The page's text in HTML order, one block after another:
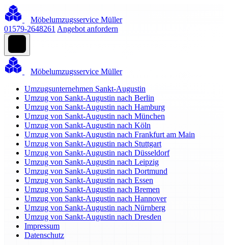
Möbelumzugsservice Müller
01579-2648261 Angebot anfordern
Möbelumzugsservice Müller
Umzugsunternehmen Sankt-Augustin
Umzug von Sankt-Augustin nach Berlin
Umzug von Sankt-Augustin nach Hamburg
Umzug von Sankt-Augustin nach München
Umzug von Sankt-Augustin nach Köln
Umzug von Sankt-Augustin nach Frankfurt am Main
Umzug von Sankt-Augustin nach Stuttgart
Umzug von Sankt-Augustin nach Düsseldorf
Umzug von Sankt-Augustin nach Leipzig
Umzug von Sankt-Augustin nach Dortmund
Umzug von Sankt-Augustin nach Essen
Umzug von Sankt-Augustin nach Bremen
Umzug von Sankt-Augustin nach Hannover
Umzug von Sankt-Augustin nach Nürnberg
Umzug von Sankt-Augustin nach Dresden
Impressum
Datenschutz